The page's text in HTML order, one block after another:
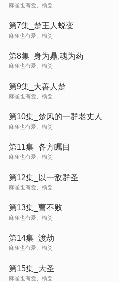
麻雀也有爱、榆爻
第7集_楚王人蜕变
麻雀也有爱、榆爻
第8集_身为鼎,魂为药
麻雀也有爱、榆爻
第9集_大善人楚
麻雀也有爱、榆爻
第10集_楚风的一群老丈人
麻雀也有爱、榆爻
第11集_各方瞩目
麻雀也有爱、榆爻
第12集_以一敌群圣
麻雀也有爱、榆爻
第13集_曹不败
麻雀也有爱、榆爻
第14集_渡劫
麻雀也有爱、榆爻
第15集_大圣
麻雀也有爱、榆爻